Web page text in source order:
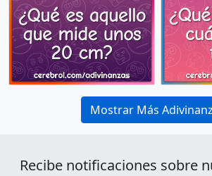
Mostrar Más
Recibe notificaciones sobre